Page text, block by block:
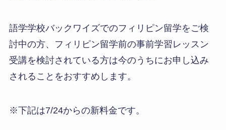
語学学校バックワイズでのフィリピン留学をご検
討中の方、フィリピン留学前の事前学習レッスン
受講を検討されている方は今のうちにお申し込み
されることをおすすめします。
※下記は7/24からの新料金です。